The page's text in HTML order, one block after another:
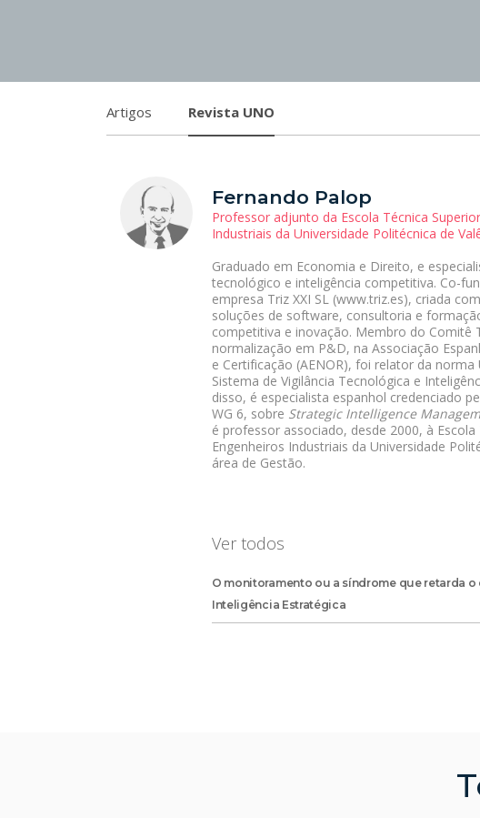
Artigos Revista UNO
Fernando Palop
Professor adjunto da Escola Técnica
Industriais da Universidade Politécnica de
Graduado em Economia e Direito, e
tecnológico e inteligência competitiva. Co-
empresa Triz XXI SL (www.triz.es), criada
soluções de software, consultoria e
competitiva e inovação. Membro do Comitê
normalização em P&D, na Associação
e Certificação (AENOR), foi relator da norma
Sistema de Vigilância Tecnológica e
disso, é especialista espanhol credenciado
WG 6, sobre Strategic Intelligence
é professor associado, desde 2000, à Escola
Engenheiros Industriais da Universidade
área de Gestão.
Ver todos
O monitoramento ou a síndrome que retarda
Inteligência Estratégica